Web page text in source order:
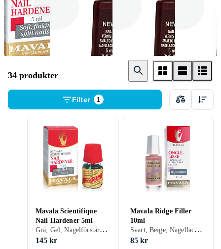
Matt Chrome
34 produkter
Filter 1
Mavala Scientifique
Nail Hardener 5ml
Grå, Gel, Nagelförstärkare
145 kr
Mavala Ridge Filler
10ml
Svart, Beige, Nagellack, Ridge filling
85 kr